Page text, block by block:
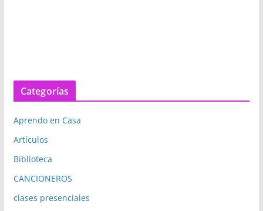
Categorías
Aprendo en Casa
Artículos
Biblioteca
CANCIONEROS
clases presenciales